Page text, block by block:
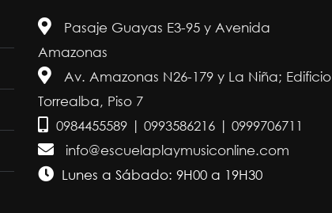
Pasaje Guayas E3-95 y Avenida
Amazonas
Av. Amazonas N26-179 y La Niña; Edificio
Torrealba, Piso 7
0984455589 | 0993586216 | 0999706711
info@escuelaplaymusiconline.com
Lunes a Sábado: 9H00 a 19H30